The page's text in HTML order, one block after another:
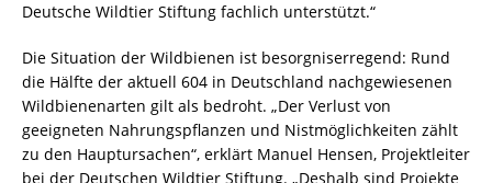
Deutsche Wildtier Stiftung fachlich unterstützt.“
Die Situation der Wildbienen ist besorgniserregend: Rund
die Hälfte der aktuell 604 in Deutschland nachgewiesenen
Wildbienenarten gilt als bedroht. „Der Verlust von
geeigneten Nahrungspflanzen und Nistmöglichkeiten zählt
zu den Hauptursachen“, erklärt Manuel Hensen, Projektleiter
bei der Deutschen Wildtier Stiftung. „Deshalb sind Projekte